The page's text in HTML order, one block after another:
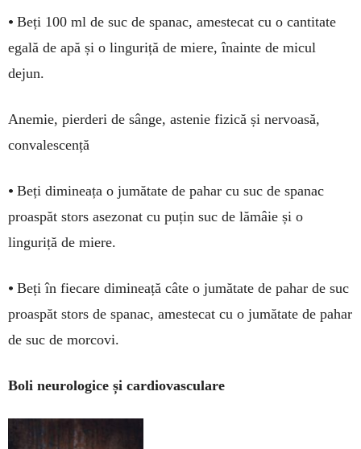
• Beți 100 ml de suc de spanac, amestecat cu o cantitate
egală de apă și o linguriță de miere, înainte de micul
dejun.
Anemie, pierderi de sânge, astenie fizică și nervoasă,
convalescență
• Beți dimineața o jumătate de pahar cu suc de spanac
proaspăt stors asezonat cu puțin suc de lă­mâie și o
linguriță de miere.
• Beți în fiecare dimineață câte o jumătate de pahar de suc
proas­­păt stors de spanac, a­mes­tecat cu o jumătate de pa­har
de suc de mor­covi.
Boli neurologice și cardiovasculare